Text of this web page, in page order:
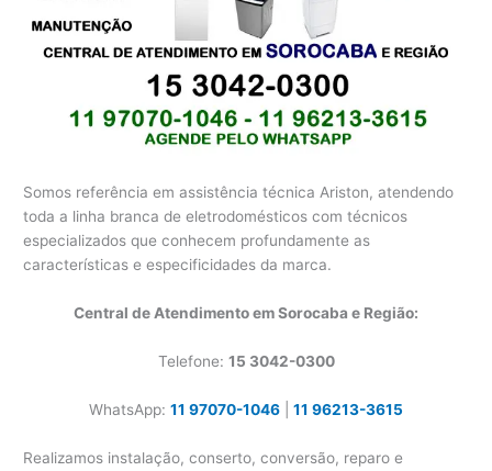
Somos referência em assistência técnica Ariston, atendendo
toda a linha branca de eletrodomésticos com técnicos
especializados que conhecem profundamente as
características e especificidades da marca.
Central de Atendimento em Sorocaba e Região:
Telefone: 15 3042-0300
WhatsApp: 11 97070-1046 11 96213-3615
Realizamos instalação, conserto, conversão, reparo e